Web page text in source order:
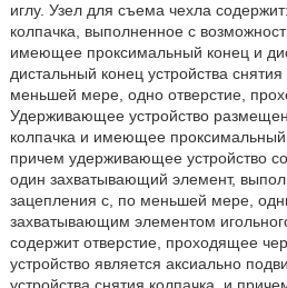
иглу. Узел для съема чехла
колпачка, выполненное с
имеющее проксимальный конец и
дистальный конец устройства
меньшей мере, одно отверстие,
Удерживающее устройство
колпачка и имеющее проксимальный
причем удерживающее устройство
один захватывающий элемент,
зацепления с, по меньшей мере,
захватывающим элементом
содержит отверстие, проходящее
устройство является аксиально